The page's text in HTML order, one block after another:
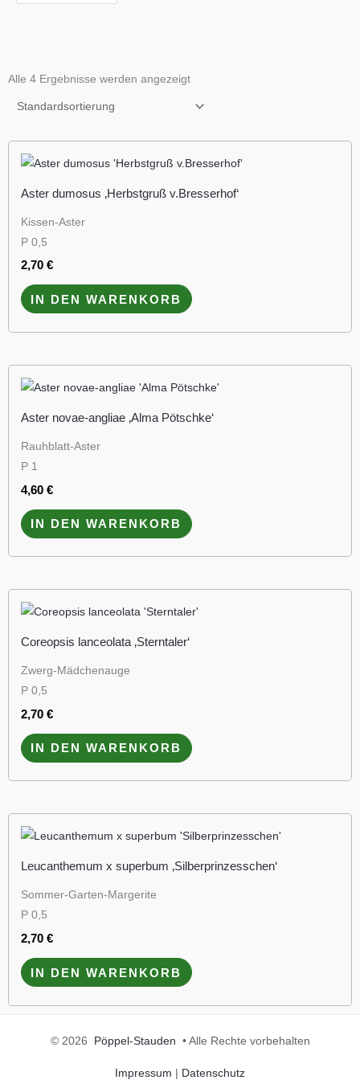
Alle 4 Ergebnisse werden angezeigt
Aster dumosus ‚Herbstgruß v.Bresserhof‘
Kissen-Aster
P 0,5
2,70 €
IN DEN WARENKORB
Aster novae-angliae ‚Alma Pötschke‘
Rauhblatt-Aster
P 1
4,60 €
IN DEN WARENKORB
Coreopsis lanceolata ‚Sterntaler‘
Zwerg-Mädchenauge
P 0,5
2,70 €
IN DEN WARENKORB
Leucanthemum x superbum ‚Silberprinzesschen‘
Sommer-Garten-Margerite
P 0,5
2,70 €
IN DEN WARENKORB
© 2026 Pöppel-Stauden • Alle Rechte vorbehalten
Impressum | Datenschutz